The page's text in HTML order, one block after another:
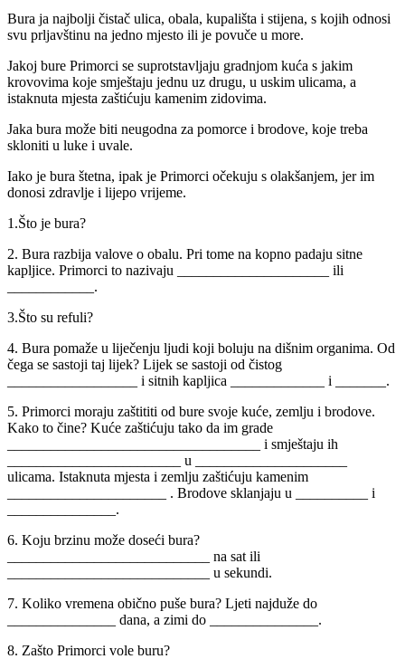
Bura ja najbolji čistač ulica, obala, kupališta i stijena, s kojih odnosi
svu prljavštinu na jedno mjesto ili je povuče u more.
Jakoj bure Primorci se suprotstavljaju gradnjom kuća s jakim
krovovima koje smještaju jednu uz drugu, u uskim ulicama, a
istaknuta mjesta zaštićuju kamenim zidovima.
Jaka bura može biti neugodna za pomorce i brodove, koje treba
skloniti u luke i uvale.
Iako je bura štetna, ipak je Primorci očekuju s olakšanjem, jer im
donosi zdravlje i lijepo vrijeme.
1.Što je bura?
2. Bura razbija valove o obalu. Pri tome na kopno padaju sitne
kapljice. Primorci to nazivaju _____________________ ili
____________.
3.Što su refuli?
4. Bura pomaže u liječenju ljudi koji boluju na dišnim organima. Od
čega se sastoji taj lijek? Lijek se sastoji od čistog
__________________ i sitnih kapljica _____________ i _______.
5. Primorci moraju zaštititi od bure svoje kuće, zemlju i brodove.
Kako to čine? Kuće zaštićuju tako da im grade
___________________________________ i smještaju ih
________________________ u _____________________
ulicama. Istaknuta mjesta i zemlju zaštićuju kamenim
______________________ . Brodove sklanjaju u __________ i
_______________.
6. Koju brzinu može doseći bura?
____________________________ na sat ili
____________________________ u sekundi.
7. Koliko vremena obično puše bura? Ljeti najduže do
_______________ dana, a zimi do _______________.
8. Zašto Primorci vole buru?